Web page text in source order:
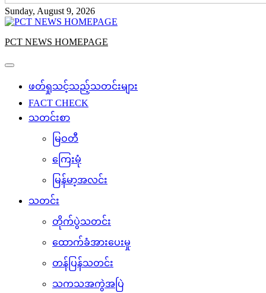
Sunday, August 9, 2026
PCT NEWS HOMEPAGE
ဖတ်ရှုသင့်သည့်သတင်းများ
FACT CHECK
သတင်းစာ
မြဝတီ
ကြေးမုံ
မြန်မာ့အလင်း
သတင်း
တိုက်ပွဲသတင်း
ထောက်ခံအားပေးမှု
တန်ပြန်သတင်း
သကသအကွဲအပြဲ